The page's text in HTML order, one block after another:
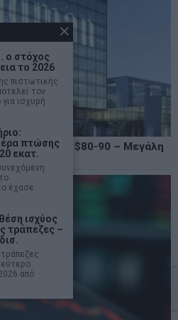
το Brent στα $80-90 – Μεγάλη
ο στόχος
το 2026
πιστωτικής
τον
ισχυρή
πτώσης
εκατ.
έχασε
ισχύος
τράπεζες –
από